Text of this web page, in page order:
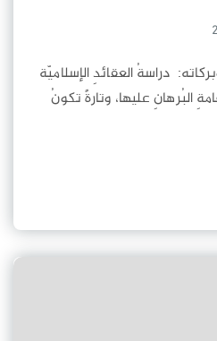
دراسةُ العقائدِ الإسلاميّة
البُرهانِ عليها، وتارةً تكونُ